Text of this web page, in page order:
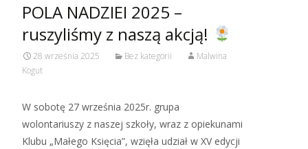
POLA NADZIEI 2025 –
ruszyliśmy z naszą akcją!
28 września 2025 Bez kategorii
Malwina
Kogut
W sobotę 27 września 2025r. grupa
wolontariuszy z naszej szkoły, wraz z opiekunami
Klubu „Małego Księcia”, wzięła udział w XV edycji